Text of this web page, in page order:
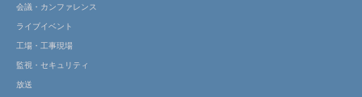
会議・カンファレンス
ライブイベント
工場・工事現場
監視・セキュリティ
放送